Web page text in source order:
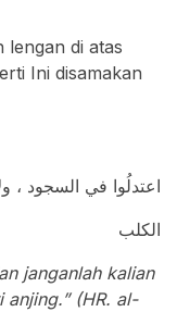
lengan di atas
Ini disamakan
اعتدلُوا في السجود ،
الكلب
janganlah kalian
anjing.” (HR. al-